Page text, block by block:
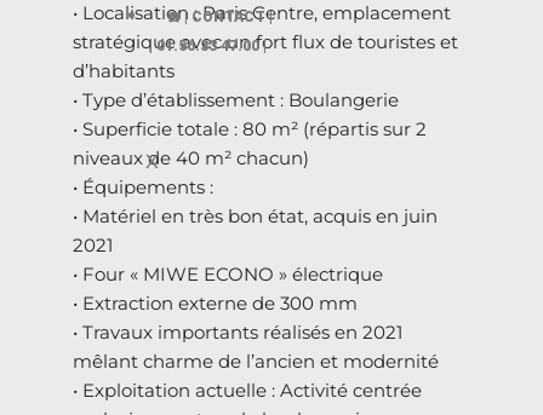
☎️ | CONTACT |
| 01.56.33 47.00 |
X
• Localisation : Paris Centre, emplacement
stratégique avec un fort flux de touristes et
d’habitants
• Type d’établissement : Boulangerie
• Superficie totale : 80 m² (répartis sur 2
niveaux de 40 m² chacun)
• Équipements :
• Matériel en très bon état, acquis en juin
2021
• Four « MIWE ECONO » électrique
• Extraction externe de 300 mm
• Travaux importants réalisés en 2021
mêlant charme de l’ancien et modernité
• Exploitation actuelle : Activité centrée